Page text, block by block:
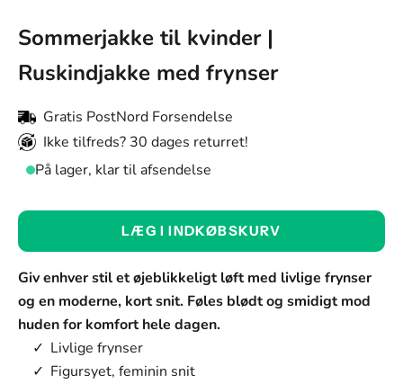
Sommerjakke til kvinder |
Ruskindjakke med frynser
Gratis PostNord Forsendelse
Ikke tilfreds? 30 dages returret!
På lager, klar til afsendelse
Farve:
Farve
Orange
Rosa
Sort
LÆG I INDKØBSKURV
Giv enhver stil et øjeblikkeligt løft med livlige frynser
og en moderne, kort snit. Føles blødt og smidigt mod
huden for komfort hele dagen.
Livlige frynser
Figursyet, feminin snit